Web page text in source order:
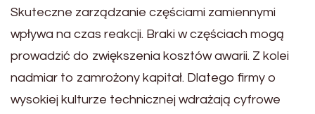
Skuteczne zarządzanie częściami zamiennymi
wpływa na czas reakcji. Braki w częściach mogą
prowadzić do zwiększenia kosztów awarii. Z kolei
nadmiar to zamrożony kapitał. Dlatego firmy o
wysokiej kulturze technicznej wdrażają cyfrowe